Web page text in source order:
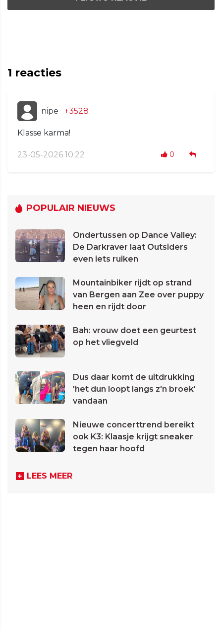
1 reacties
nipe +3528
Klasse karma!
23-05-2026 10:22 0
POPULAIR NIEUWS
Ondertussen op Dance Valley:
De Darkraver laat Outsiders
even iets ruiken
Mountainbiker rijdt op strand
van Bergen aan Zee over puppy
heen en rijdt door
Bah: vrouw doet een geurtest
op het vliegveld
Dus daar komt de uitdrukking
'het dun loopt langs z'n broek'
vandaan
Nieuwe concerttrend bereikt
ook K3: Klaasje krijgt sneaker
tegen haar hoofd
LEES MEER